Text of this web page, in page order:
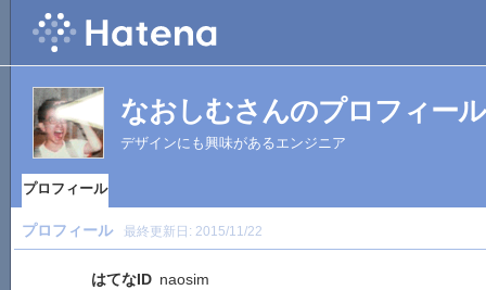
なおしむさんのプロフィール
デザインにも興味があるエンジニア
プロフィール
プロフィール 最終更新日: 2015/11/22
はてなID naosim